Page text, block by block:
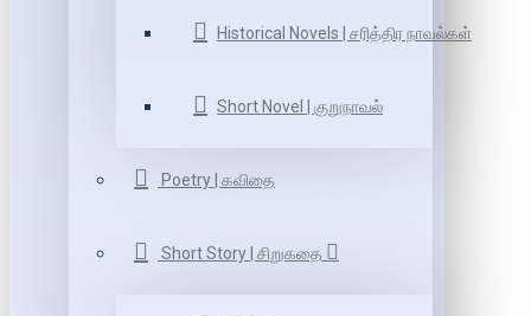
Historical Novels | சரித்திர நாவல்கள்
Short Novel | குறுநாவல்
Poetry | கவிதை
Short Story | சிறுகதை